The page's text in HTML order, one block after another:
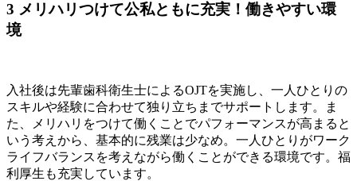
3 メリハリつけて公私ともに充実！働きやすい環
境
入社後は先輩歯科衛生士によるOJTを実施し、一人ひとりの
スキルや経験に合わせて独り立ちまでサポートします。ま
た、メリハリをつけて働くことでパフォーマンスが高まると
いう考えから、基本的に残業は少なめ。一人ひとりがワーク
ライフバランスを考えながら働くことができる環境です。福
利厚生も充実しています。